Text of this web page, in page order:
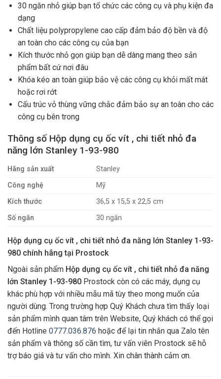
30 ngăn nhỏ giúp bạn tổ chức các công cụ và phụ kiện đa
dạng
Chất liệu polypropylene cao cấp đảm bảo độ bền và độ
an toàn cho các công cụ của bạn
Kích thước nhỏ gọn giúp bạn dễ dàng mang theo sản
phẩm bất cứ nơi đâu
Khóa kéo an toàn giúp bảo vệ các công cụ khỏi mất mát
hoặc rơi rớt
Cấu trúc vỏ thùng vững chắc đảm bảo sự an toàn cho các
công cụ bên trong
Thông số Hộp dụng cụ ốc vít , chi tiết nhỏ đa
năng lớn Stanley 1-93-980
Hãng sản xuất
Stanley
Công nghệ
Mỹ
Kích thước
36,5 x 15,5 x 22,5 cm
Số ngăn
30 ngăn
Hộp dụng cụ ốc vít , chi tiết nhỏ đa năng lớn Stanley 1-93-
980 chính hãng tại Prostock
Ngoài sản phẩm Hộp dụng cụ ốc vít , chi tiết nhỏ đa năng
lớn Stanley 1-93-980 Prostock còn có các máy, dụng cụ
khác phù hợp với nhiều mẫu mã tùy theo mong muốn của
người dùng. Trong trường hợp Quý Khách chưa tìm thấy loại
sản phẩm mình quan tâm trên Website, Quý khách có thể gọi
đến Hotline 0777.036.876 hoặc để lại tin nhắn qua Zalo tên
sản phẩm và thông số cần tìm, tư vấn viên Prostock sẽ hỗ
trợ báo giá và tư vấn cho mình. Xin chân thành cảm ơn.